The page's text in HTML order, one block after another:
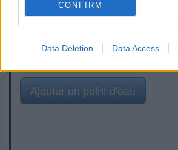
CONFIRM
Data Deletion Data Access
Signaler une erreur
Ajouter un point d'eau